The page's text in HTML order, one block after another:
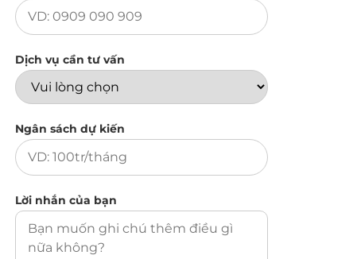
Dịch vụ cần tư vấn
Ngân sách dự kiến
Lời nhắn của bạn